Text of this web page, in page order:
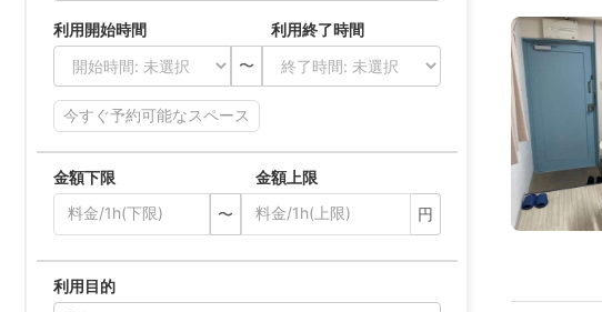
シーズスペースについて
運営会社 プライバシーポリシー
利用開始時間 利用終了時間
〜
今すぐ予約可能なスペース
金額下限 金額上限
〜
円
利用目的